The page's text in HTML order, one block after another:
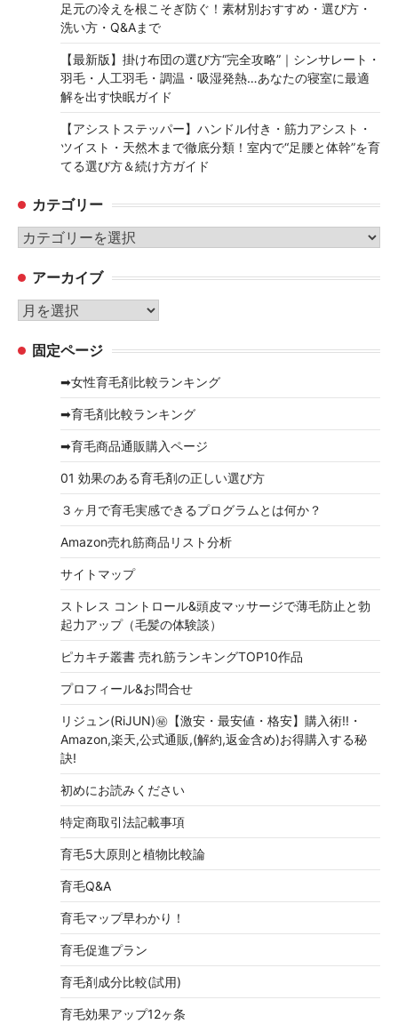
足元の冷えを根こそぎ防ぐ！素材別おすすめ・選び方・
洗い方・Q&Aまで
【最新版】掛け布団の選び方“完全攻略”｜シンサレート・
羽毛・人工羽毛・調温・吸湿発熱…あなたの寝室に最適
解を出す快眠ガイド
【アシストステッパー】ハンドル付き・筋力アシスト・
ツイスト・天然木まで徹底分類！室内で“足腰と体幹”を育
てる選び方＆続け方ガイド
カテゴリー
カ
ゴ
リ
ー
アーカイブ
ア
カ 固定ページ
➡女性育毛剤比較ランキング
➡育毛剤比較ランキング
➡育毛商品通販購入ページ
01 効果のある育毛剤の正しい選び方
３ヶ月で育毛実感できるプログラムとは何か？
Amazon売れ筋商品リスト分析
サイトマップ
ストレス コントロール&頭皮マッサージで薄毛防止と勃
起力アップ（毛髪の体験談）
ピカキチ叢書 売れ筋ランキングTOP10作品
プロフィール&お問合せ
リジュン(RiJUN)㊙【激安・最安値・格安】購入術!!・
Amazon,楽天,公式通販,(解約,返金含め)お得購入する秘
訣!
初めにお読みください
特定商取引法記載事項
育毛5大原則と植物比較論
育毛Q&A
育毛マップ早わかり！
育毛促進プラン
育毛剤成分比較(試用)
育毛効果アップ12ヶ条